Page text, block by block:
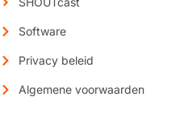
Software
Privacy beleid
Algemene voorwaarden